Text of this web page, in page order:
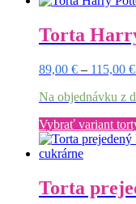
Torta
89,00 € – 115,00 €
Na objednávku z
Vybrať variant
Torta